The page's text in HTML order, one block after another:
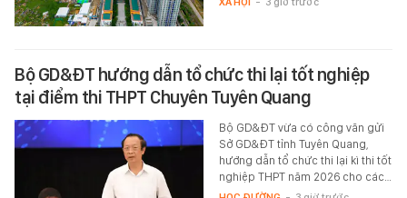
Bộ GD&ĐT hướng dẫn tổ chức thi lại tốt nghiệp
tại điểm thi THPT Chuyên Tuyên Quang
Bộ GD&ĐT vừa có công văn gửi
Sở GD&ĐT tỉnh Tuyên Quang,
hướng dẫn tổ chức thi lại kì thi tốt
nghiệp THPT năm 2026 cho các…